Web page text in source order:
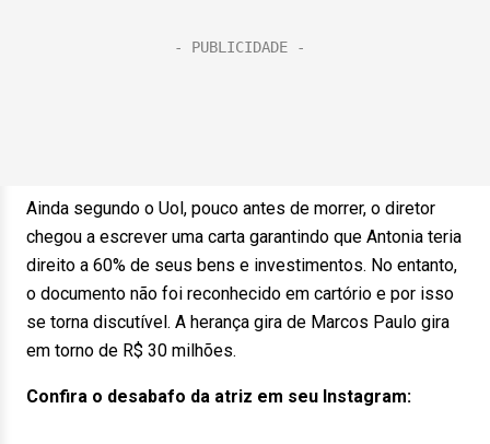
Ainda segundo o Uol, pouco antes de morrer, o diretor
chegou a escrever uma carta garantindo que Antonia teria
direito a 60% de seus bens e investimentos. No entanto,
o documento não foi reconhecido em cartório e por isso
se torna discutível. A herança gira de Marcos Paulo gira
em torno de R$ 30 milhões.
Confira o desabafo da atriz em seu Instagram: